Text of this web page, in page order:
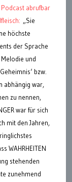
abrufbar
„Sie
höchste
der Sprache
und
bzw.
abhängig war,
zu nennen,
war für sich
mit den Jahren,
WAHRHEITEN
stehenden
zunehmend